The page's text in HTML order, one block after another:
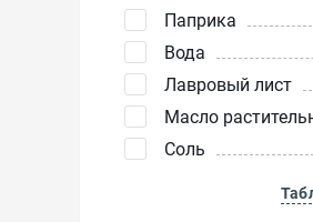
Паприка
Вода
Лавровый лист
Масло
Соль